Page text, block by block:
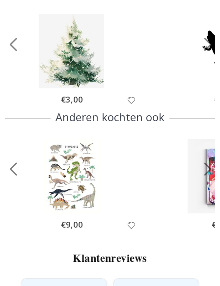
Special
Price
€3,00
Anderen kochten ook
Special
Price
€9,00
Klantenreviews